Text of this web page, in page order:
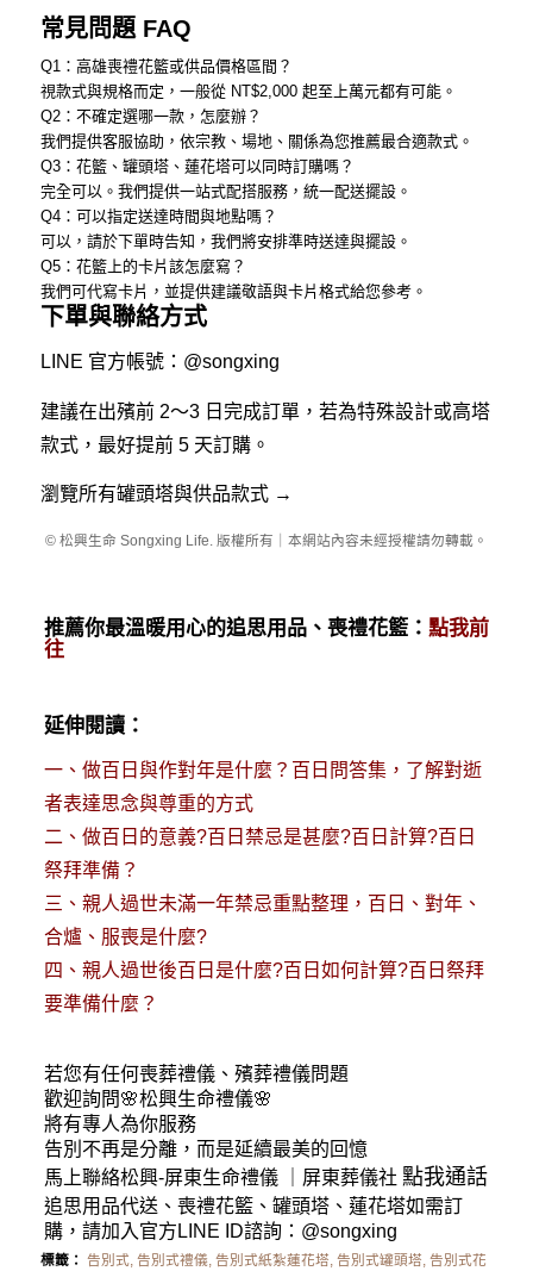
常見問題 FAQ
Q1：高雄喪禮花籃或供品價格區間？
視款式與規格而定，一般從 NT$2,000 起至上萬元都有可能。
Q2：不確定選哪一款，怎麼辦？
我們提供客服協助，依宗教、場地、關係為您推薦最合適款式。
Q3：花籃、罐頭塔、蓮花塔可以同時訂購嗎？
完全可以。我們提供一站式配搭服務，統一配送擺設。
Q4：可以指定送達時間與地點嗎？
可以，請於下單時告知，我們將安排準時送達與擺設。
Q5：花籃上的卡片該怎麼寫？
我們可代寫卡片，並提供建議敬語與卡片格式給您參考。
下單與聯絡方式
LINE 官方帳號： @songxing
建議在出殯前 2～3 日完成訂單，若為特殊設計或高塔
款式，最好提前 5 天訂購。
瀏覽所有罐頭塔與供品款式 →
© 松興生命 Songxing Life. 版權所有｜本網站內容未經授權請勿轉載。
推薦你最溫暖用心的追思用品、喪禮花籃： 點我前
往
延伸閱讀：
一、 做百日與作對年是什麼？百日問答集，了解對逝
者表達思念與尊重的方式
二、 做百日的意義?百日禁忌是甚麼?百日計算?百日
祭拜準備？
三、 親人過世未滿一年禁忌重點整理，百日、對年、
合爐、服喪是什麼?
四、 親人過世後百日是什麼?百日如何計算?百日祭拜
要準備什麼？
若您有任何喪葬禮儀、殯葬禮儀問題
歡迎詢問🌸松興生命禮儀🌸
將有專人為你服務
告別不再是分離，而是延續最美的回憶
馬上聯絡松興-屏東生命禮儀｜ 屏東葬儀社 點我通話
追思用品代送、喪禮花籃、罐頭塔、蓮花塔如需訂
購，請加入官方LINE ID諮詢： @songxing
標籤： 告別式, 告別式禮儀, 告別式紙紮蓮花塔 告別式罐頭塔 告別式花